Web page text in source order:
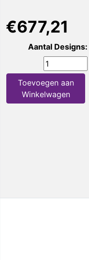
€677,21
Aantal Designs:
Toevoegen aan
Winkelwagen